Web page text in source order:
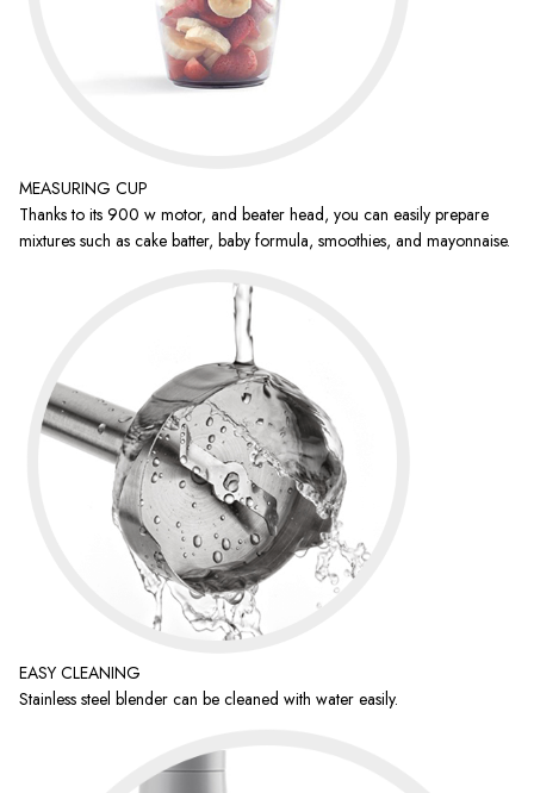
MEASURING CUP
Thanks to its 900 w motor, and beater head, you can easily prepare
mixtures such as cake batter, baby formula, smoothies, and mayonnaise.
EASY CLEANING
Stainless steel blender can be cleaned with water easily.